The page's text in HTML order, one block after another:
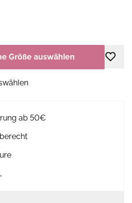
Größe auswählen
ab 50€